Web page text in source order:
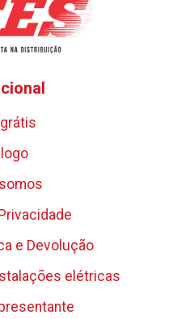
e Devolução
elétricas